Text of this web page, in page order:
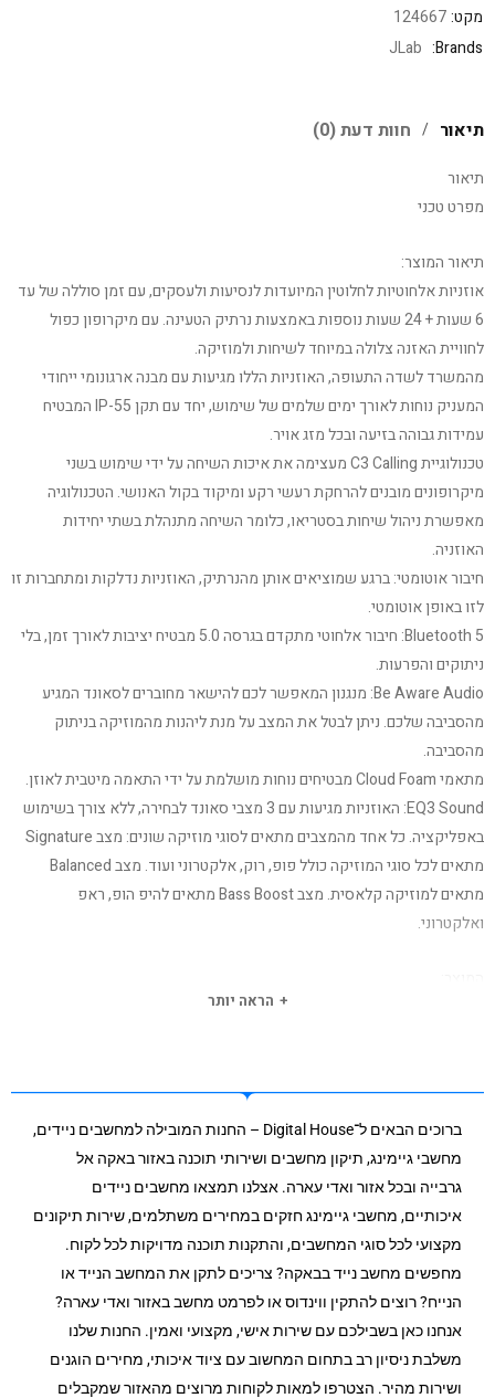
מקט:124667
Brands:
JLab
תיאור חוות דעת (0)
תיאור
מפרט טכני
תיאור המוצר:
אוזניות אלחוטיות לחלוטין המיועדות לנסיעות ולעסקים, עם זמן סוללה של עד
6 שעות + 24 שעות נוספות באמצעות נרתיק הטעינה. עם מיקרופון כפול
לחוויית האזנה צלולה במיוחד לשיחות ולמוזיקה.
מהמשרד לשדה התעופה, האוזניות הללו מגיעות עם מבנה ארגונומי ייחודי
המעניק נוחות לאורך ימים שלמים של שימוש, יחד עם תקן IP-55 המבטיח
עמידות גבוהה בזיעה ובכל מזג אויר.
טכנולוגיית C3 Calling מעצימה את איכות השיחה על ידי שימוש בשני
מיקרופונים מובנים להרחקת רעשי רקע ומיקוד בקול האנושי. הטכנולוגיה
מאפשרת ניהול שיחות בסטריאו, כלומר השיחה מתנהלת בשתי יחידות
האוזניה.
חיבור אוטומטי: ברגע שמוציאים אותן מהנרתיק, האוזניות נדלקות ומתחברות זו
לזו באופן אוטומטי.
Bluetooth 5: חיבור אלחוטי מתקדם בגרסה 5.0 מבטיח יציבות לאורך זמן, בלי
ניתוקים והפרעות.
Be Aware Audio: מנגנון המאפשר לכם להישאר מחוברים לסאונד המגיע
מהסביבה שלכם. ניתן לבטל את המצב על מנת ליהנות מהמוזיקה בניתוק
מהסביבה.
מתאמי Cloud Foam מבטיחים נוחות מושלמת על ידי התאמה מיטבית לאוזן.
EQ3 Sound: האוזניות מגיעות עם 3 מצבי סאונד לבחירה, ללא צורך בשימוש
באפליקציה. כל אחד מהמצבים מתאים לסוגי מוזיקה שונים: מצב Signature
מתאים לכל סוגי המוזיקה כולל פופ, רוק, אלקטרוני ועוד. מצב Balanced
מתאים למוזיקה קלאסית. מצב Bass Boost מתאים להיפ הופ, ראפ
ואלקטרוני.
מובנה, 3 מתאמי ג’לEarTips , זוג מתאמי Cloud Foam, זוג מתאמי Cush Fins,
מדריך למשתמש.
טווח בלוטוס: עד 10 מטרים
מבנה ארגונומי: כן
משקל המוצר: 5.5 גרם לכל אוזניה, 61 גרם נרתיק הטעינה
משך טעינה: כשעה וחצי לאוזניות, 15 דקות טעינה מעניקות כשעה שימוש.
כשעתיים וחצי לנרתיק הטעינה
משך האזנה למוזיקה: 6 שעות + 24 שעות באמצעות נרתיק הטעינה
משך שיחה: 6 שעות + 24 שעות באמצעות נרתיק הטעינה
נפח סוללה: באוזניות‎- 50 mAh lithium polymer, בנרתיק הטעינה–700mAh
lithium polymer .
הראה יותר
ברוכים הבאים ל־Digital House – החנות המובילה למחשבים ניידים,
מחשבי גיימינג, תיקון מחשבים ושירותי תוכנה באזור באקה אל
גרבייה ובכל אזור ואדי עארה. אצלנו תמצאו מחשבים ניידים
איכותיים, מחשבי גיימינג חזקים במחירים משתלמים, שירות תיקונים
מקצועי לכל סוגי המחשבים, והתקנות תוכנה מדויקות לכל לקוח.
מחפשים מחשב נייד בבאקה? צריכים לתקן את המחשב הנייד או
הנייח? רוצים להתקין ווינדוס או לפרמט מחשב באזור ואדי עארה?
אנחנו כאן בשבילכם עם שירות אישי, מקצועי ואמין. החנות שלנו
משלבת ניסיון רב בתחום המחשוב עם ציוד איכותי, מחירים הוגנים
ושירות מהיר. הצטרפו למאות לקוחות מרוצים מהאזור שמקבלים